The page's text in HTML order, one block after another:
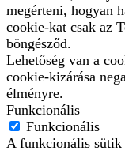
megérteni, hogyan
cookie-kat csak az
böngésződ.
Lehetőség van a
cookie-kizárása
élményre.
Funkcionális
Funkcionális
A funkcionális sütik